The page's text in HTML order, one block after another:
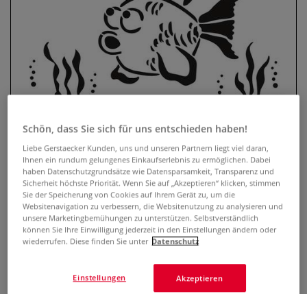
VIVA DECOR Universal-Schablone
BLOB PAINT, Fisch
0 Bewertungen
Schön, dass Sie sich für uns entschieden haben!
Liebe Gerstaecker Kunden, uns und unseren Partnern liegt viel daran,
Ihnen ein rundum gelungenes Einkaufserlebnis zu ermöglichen. Dabei
haben Datenschutzgrundsätze wie Datensparsamkeit, Transparenz und
Sicherheit höchste Priorität. Wenn Sie auf „Akzeptieren“ klicken, stimmen
Sie der Speicherung von Cookies auf Ihrem Gerät zu, um die
Websitenavigation zu verbessern, die Websitenutzung zu analysieren und
unsere Marketingbemühungen zu unterstützen. Selbstverständlich
können Sie Ihre Einwilligung jederzeit in den Einstellungen ändern oder
wiederrufen. Diese finden Sie unter Datenschutz
Akzeptieren
Einstellungen